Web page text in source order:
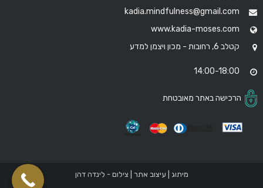
kadia.mindfulness@gmail.com
www.kadia-moses.com
קטלב 6, רחובות - מכון ויצמן למדע
14:00-18:00
הרכישה באתר מאובטחת
מיתוג | עיצוב אתר | צילום - לינדה דהן